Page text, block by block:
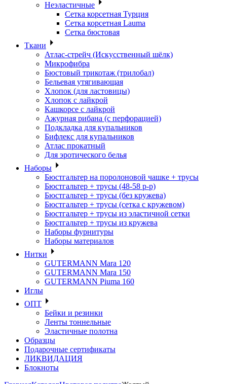
Неэластичные
Сетка корсетная Турция
Сетка корсетная Lauma
Сетка бюстовая
Ткани
Атлас-стрейч (Искусственный шёлк)
Микрофибра
Бюстовый трикотаж (трилобал)
Бельевая утягивающая
Хлопок (для ластовицы)
Хлопок с лайкрой
Кашкорсе с лайкрой
Ажурная рибана (с перфорацией)
Подкладка для купальников
Бифлекс для купальников
Атлас прокатный
Для эротического белья
Наборы
Бюстгальтер на поролоновой чашке + трусы
Бюстгальтер + трусы (48-58 р-р)
Бюстгальтер + трусы (без кружева)
Бюстгальтер + трусы (сетка с кружевом)
Бюстгальтер + трусы из эластичной сетки
Бюстгальтер + трусы из кружева
Наборы фурнитуры
Наборы материалов
Нитки
GUTERMANN Mara 120
GUTERMANN Mara 150
GUTERMANN Piuma 160
Иглы
ОПТ
Бейки и резинки
Ленты тоннельные
Эластичные полотна
Образцы
Подарочные сертификаты
ЛИКВИДАЦИЯ
Блокноты